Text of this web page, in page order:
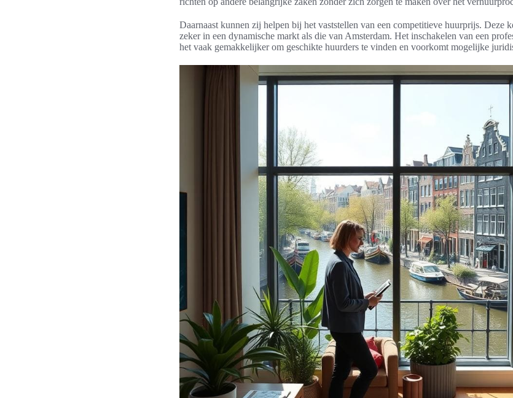
Daarnaast kunnen zij helpen bij het vaststellen van een competitieve huurprijs. Deze
zeker in een dynamische markt als die van Amsterdam. Het inschakelen van een
het vaak gemakkelijker om geschikte huurders te vinden en voorkomt mogelijke